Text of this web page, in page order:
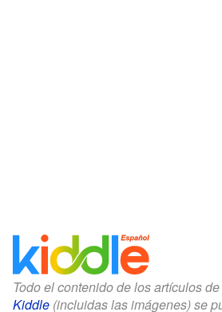
Todo el contenido de los artículos
Kiddle (incluidas las imágenes) se